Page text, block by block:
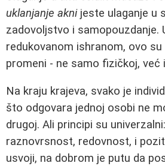
uklanjanje aknijeste ulaganje u
zadovoljstvo i samopouzdanje.
redukovanom ishranom, ovo
promeni - ne samo fizičkoj, već
Na kraju krajeva, svako je
što odgovara jednoj osobi ne
drugoj. Ali principi su
raznovrsnost, redovnost, i
usvoji, na dobrom je putu da